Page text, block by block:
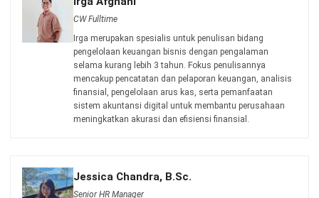
tahun terakhir, Jessica mendalami bidang Human
Resource Management, mengembangkan keahlian dalam
strategi rekrutmen, pengelolaan kinerja, pengembangan
organisasi, serta implementasi kebijakan HR yang
mendukung budaya kerja positif dan pertumbuhan
perusahaan.
pemerintah, pedoman industri, serta publikasi terpercaya
untuk memastikan konten yang akurat dan relevan.